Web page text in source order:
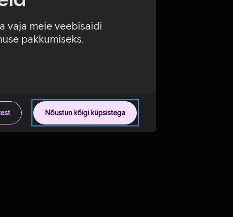
vaja meie veebisaidi
pakkumiseks.
Nõustun kõigi küpsistega